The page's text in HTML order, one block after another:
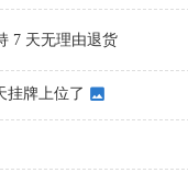
7 天无理由退货
挂牌上位了